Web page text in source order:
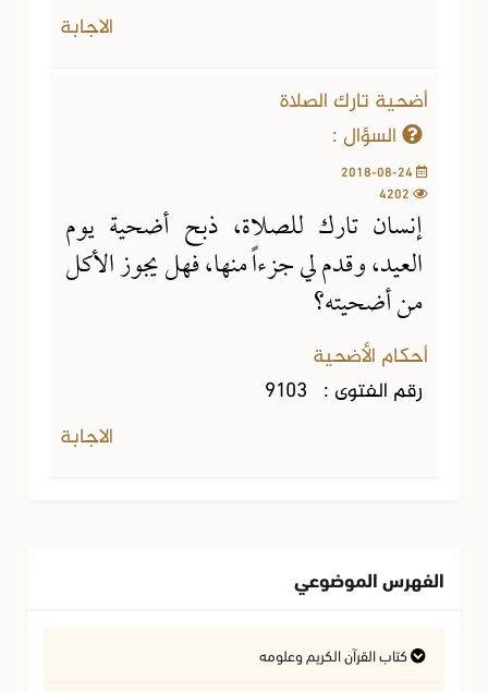
الاجابة
أضحية تارك الصلاة
السؤال :
إنسان تارك للصلاة، ذبح أضحية يوم
العيد، وقدم لي جزءاً منها، فهل يجوز الأكل
من أضحيته؟
أحكام الأضحية
رقم الفتوى : 9103
الاجابة
الفهرس الموضوعي
كتاب القرآن الكريم وعلومه